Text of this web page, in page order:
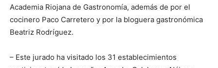
Academia Riojana de Gastronomía, además de por el
cocinero Paco Carretero y por la bloguera gastronómica
Beatriz Rodríguez.
– Este jurado ha visitado los 31 establecimientos